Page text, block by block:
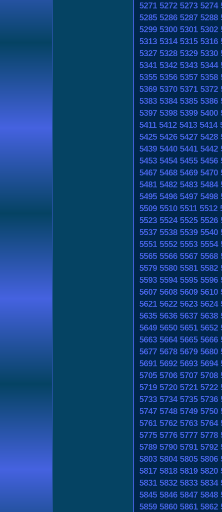
5271 5272 5273 5274
5285 5286 5287 5288
5299 5300 5301 5302
5313 5314 5315 5316
5327 5328 5329 5330
5341 5342 5343 5344
5355 5356 5357 5358
5369 5370 5371 5372
5383 5384 5385 5386
5397 5398 5399 5400
5411 5412 5413 5414
5425 5426 5427 5428
5439 5440 5441 5442
5453 5454 5455 5456
5467 5468 5469 5470
5481 5482 5483 5484
5495 5496 5497 5498
5509 5510 5511 5512
5523 5524 5525 5526
5537 5538 5539 5540
5551 5552 5553 5554
5565 5566 5567 5568
5579 5580 5581 5582
5593 5594 5595 5596
5607 5608 5609 5610
5621 5622 5623 5624
5635 5636 5637 5638
5649 5650 5651 5652
5663 5664 5665 5666
5677 5678 5679 5680
5691 5692 5693 5694
5705 5706 5707 5708
5719 5720 5721 5722
5733 5734 5735 5736
5747 5748 5749 5750
5761 5762 5763 5764
5775 5776 5777 5778
5789 5790 5791 5792
5803 5804 5805 5806
5817 5818 5819 5820
5831 5832 5833 5834
5845 5846 5847 5848
5859 5860 5861 5862